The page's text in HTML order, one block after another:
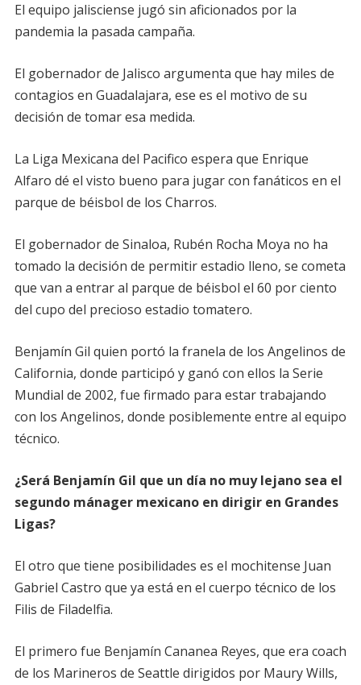
El equipo jalisciense jugó sin aficionados por la
pandemia la pasada campaña.
El gobernador de Jalisco argumenta que hay miles de
contagios en Guadalajara, ese es el motivo de su
decisión de tomar esa medida.
La Liga Mexicana del Pacifico espera que Enrique
Alfaro dé el visto bueno para jugar con fanáticos en el
parque de béisbol de los Charros.
El gobernador de Sinaloa, Rubén Rocha Moya no ha
tomado la decisión de permitir estadio lleno, se cometa
que van a entrar al parque de béisbol el 60 por ciento
del cupo del precioso estadio tomatero.
Benjamín Gil quien portó la franela de los Angelinos de
California, donde participó y ganó con ellos la Serie
Mundial de 2002, fue firmado para estar trabajando
con los Angelinos, donde posiblemente entre al equipo
técnico.
¿Será Benjamín Gil que un día no muy lejano sea el
segundo mánager mexicano en dirigir en Grandes
Ligas?
El otro que tiene posibilidades es el mochitense Juan
Gabriel Castro que ya está en el cuerpo técnico de los
Filis de Filadelfia.
El primero fue Benjamín Cananea Reyes, que era coach
de los Marineros de Seattle dirigidos por Maury Wills,